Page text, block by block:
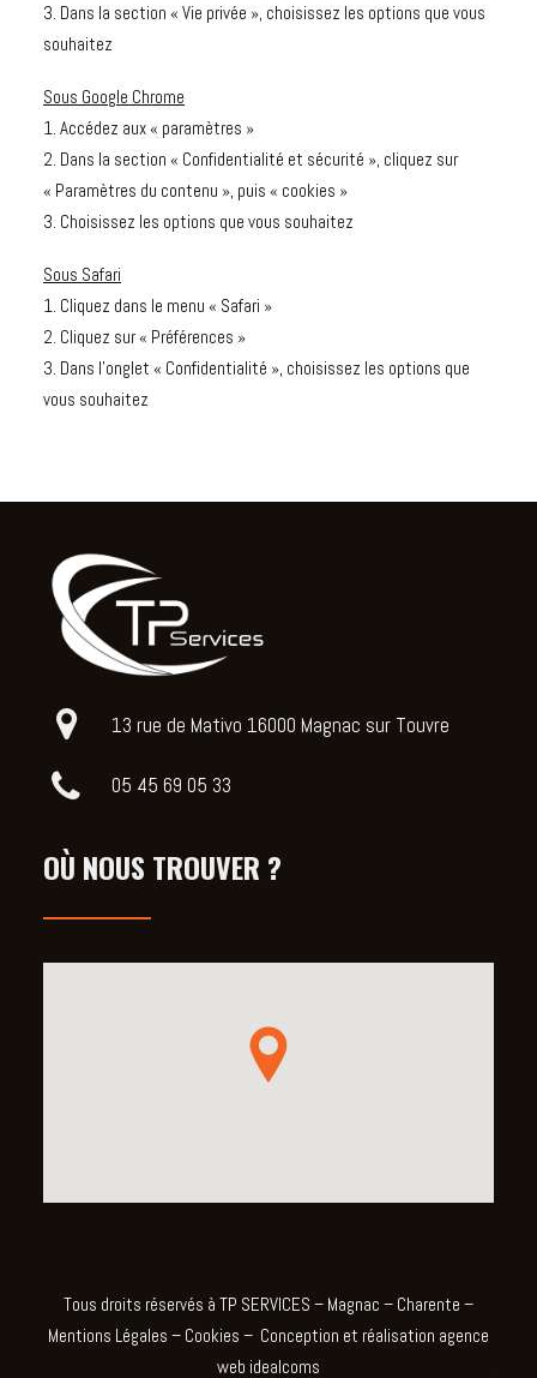
3. Dans la section « Vie privée », choisissez les options que vous
souhaitez
Sous Google Chrome
1. Accédez aux « paramètres »
2. Dans la section « Confidentialité et sécurité », cliquez sur
« Paramètres du contenu », puis « cookies »
3. Choisissez les options que vous souhaitez
Sous Safari
1. Cliquez dans le menu « Safari »
2. Cliquez sur « Préférences »
3. Dans l’onglet « Confidentialité », choisissez les options que
vous souhaitez
13 rue de Mativo 16000 Magnac sur Touvre
05 45 69 05 33
OÙ NOUS TROUVER ?
Tous droits réservés à TP SERVICES – Magnac – Charente –
Mentions Légales – Cookies – Conception et réalisation agence
web idealcoms